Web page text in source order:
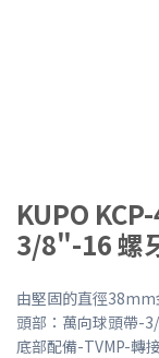
KUPO
3/8"-16 螺
由堅固的直徑
頭部：萬向球頭帶-
底部配備-TVMP-轉